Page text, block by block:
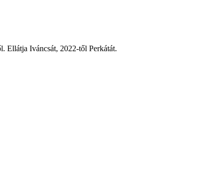
Ellátja Iváncsát, 2022-től Perkátát.